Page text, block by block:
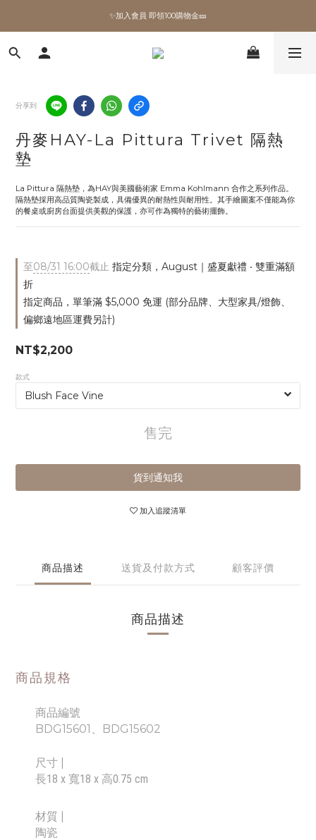
✨加入會員 即領100購物金🎫
✨加入會員 即領100購物金🎫
全館滿額現折🔥
✨加入會員 即領100購物金🎫
分享到
丹麥HAY-La Pittura Trivet 隔熱
墊
La Pittura 隔熱墊，為HAY與美國藝術家 Emma Kohlmann 合作之系列作品。
隔熱墊採用高品質陶瓷製成，具備優異的耐熱性與耐用性。其手繪圖案不僅能為你
的餐桌或廚房台面提供美觀的保護，亦可作為獨特的藝術擺飾。
至08/31 16:00截止 指定分類，August｜盛夏獻禮 ‧ 雙重滿額
折
指定商品，單筆滿 $5,000 免運 (部分品牌、大型家具/燈飾、
偏鄉遠地區運費另計)
NT$2,200
款式
售完
貨到通知我
加入追蹤清單
商品描述 送貨及付款方式 顧客評價
商品描述
商品規格
商品編號
BDG15601、BDG15602
尺寸
長18 x 寬18 x 高0.75 cm
材質 |
陶瓷